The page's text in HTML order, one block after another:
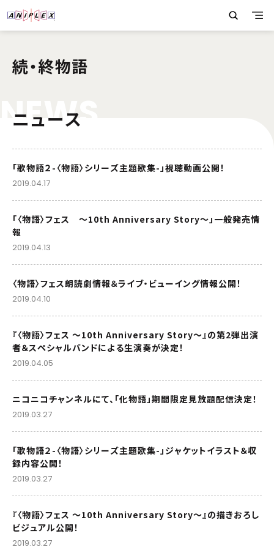
続・終物語
NEWS
ニュース
「歌物語２-〈物語〉シリーズ主題歌集-」視聴動画公開！
2019.04.17
「〈物語〉フェス ～10th Anniversary Story～」一般発売情
報
2019.04.13
〈物語〉フェス朗読劇情報＆ライブ・ビューイング情報公開！
2019.04.10
『〈物語〉フェス ～10th Anniversary Story～』の第2弾出演
者＆スペシャルバンドによる生演奏が決定！
2019.04.05
ニコニコチャンネルにて、「化物語」期間限定見放題配信決定！
2019.03.27
「歌物語２-〈物語〉シリーズ主題歌集-」ジャケットイラスト＆収
録内容公開！
2019.03.27
『〈物語〉フェス ～10th Anniversary Story～』の描きおろし
ビジュアル公開！
2019.03.27